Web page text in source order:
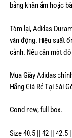
bằng khăn ẩm hoặc
Tóm lại, Adidas
vận động. Hiệu suất
cảnh. Nếu cần một
Mua Giày Adidas
Hãng Giá Rẻ Tại Sài
Cond new, full box.
Size 40.5 || 42 || 42.5